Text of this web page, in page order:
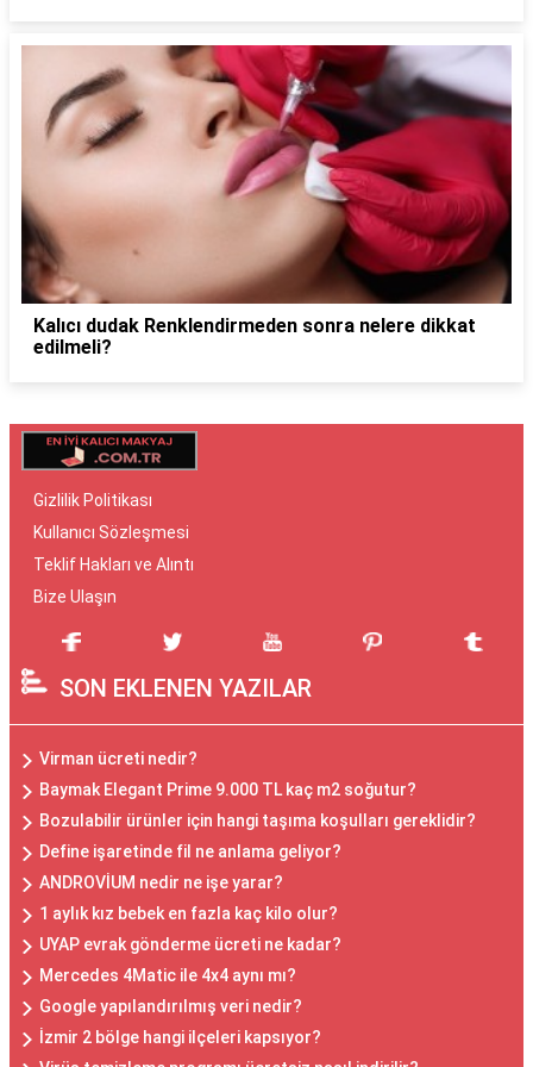
Kalıcı dudak Renklendirmeden sonra nelere dikkat
edilmeli?
Gizlilik Politikası
Kullanıcı Sözleşmesi
Teklif Hakları ve Alıntı
Bize Ulaşın
SON EKLENEN YAZILAR
Virman ücreti nedir?
Baymak Elegant Prime 9.000 TL kaç m2 soğutur?
Bozulabilir ürünler için hangi taşıma koşulları gereklidir?
Define işaretinde fil ne anlama geliyor?
ANDROVİUM nedir ne işe yarar?
1 aylık kız bebek en fazla kaç kilo olur?
UYAP evrak gönderme ücreti ne kadar?
Mercedes 4Matic ile 4x4 aynı mı?
Google yapılandırılmış veri nedir?
İzmir 2 bölge hangi ilçeleri kapsıyor?